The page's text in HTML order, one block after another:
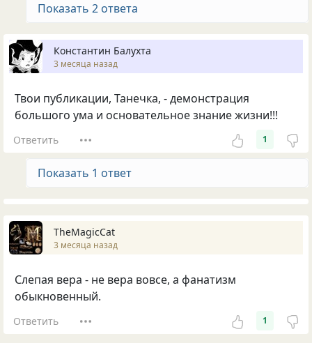
Показать 2 ответа
Константин Балухта
3 месяца назад
Твои публикации, Танечка, - демонстрация
большого ума и основательное знание жизни!!!
Ответить 1
Показать 1 ответ
TheMagicCat
3 месяца назад
Слепая вера - не вера вовсе, а фанатизм
обыкновенный.
Ответить 1